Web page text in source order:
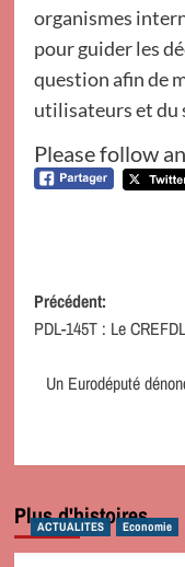
organismes
pour guider les
question afin de
utilisateurs et du
Please follow
Navigation
d’article
Précédent:
PDL-145T : Le
Un Eurodéputé
Plus d'histoires
ACTUALITES Economie